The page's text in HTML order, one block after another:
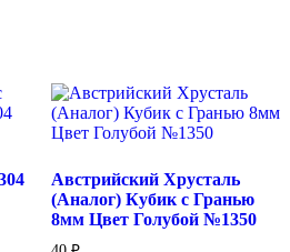
Австрийский Хрусталь
(Аналог) Кубик с Гранью
8мм Цвет Голубой №1350